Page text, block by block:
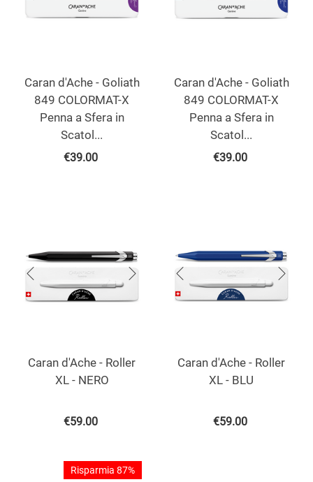
Caran d'Ache - Goliath
849 COLORMAT-X
Penna a Sfera in
Scatol...
€39.00
Caran d'Ache - Goliath
849 COLORMAT-X
Penna a Sfera in
Scatol...
€39.00
Caran d'Ache - Roller
XL - NERO
€59.00
Caran d'Ache - Roller
XL - BLU
€59.00
Risparmia 87%